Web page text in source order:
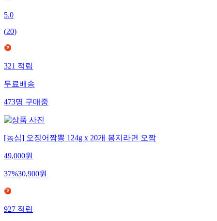
5.0
(20)
321적립
무료배송
473명구매중
[농심] 오징어짬뽕 124g x 20개 봉지라면 오짬
49,000원
37%30,900원
927적립